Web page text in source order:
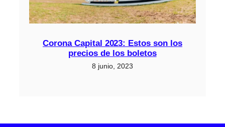
Corona Capital 2023: Estos son los
precios de los boletos
8 junio, 2023